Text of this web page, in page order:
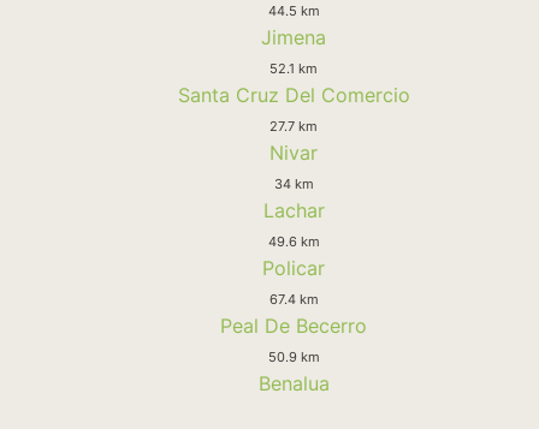
44.5 km
Jimena
52.1 km
Santa Cruz Del Comercio
27.7 km
Nivar
34 km
Lachar
49.6 km
Policar
67.4 km
Peal De Becerro
50.9 km
Benalua